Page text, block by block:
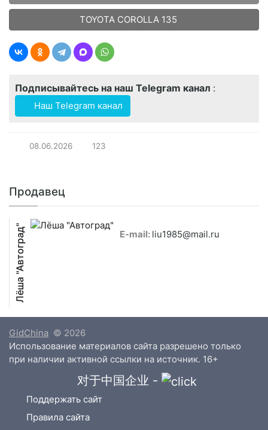
TOYOTA COROLLA 135
Подписывайтесь на наш Telegram канал :
Наш Telegram канал
08.06.2026 123
Продавец
Лёша "Автоград" E-mail: liu1985@mail.ru
GidChina © 2026
Использование материалов сайта разрешено только
при наличии активной ссылки на источник. 16+
对于中国企业 -
Поддержать сайт
Правила сайта